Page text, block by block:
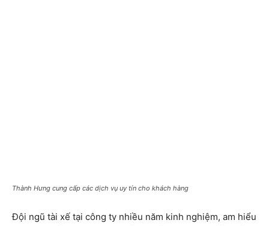
Thành Hưng cung cấp các dịch vụ uy tín cho khách hàng
Đội ngũ tài xế tại công ty nhiều năm kinh nghiệm, am hiểu